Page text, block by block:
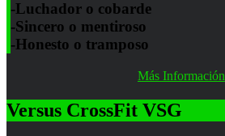
-Luchador o cobarde
-Sincero o mentiroso
-Honesto o tramposo
Más Información
Versus CrossFit VSG